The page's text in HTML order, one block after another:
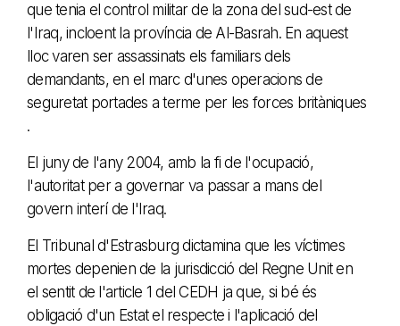
que tenia el control militar de la zona del sud-est de
l'Iraq, incloent la província de Al-Basrah. En aquest
lloc varen ser assassinats els familiars dels
demandants, en el marc d'unes operacions de
seguretat portades a terme per les forces britàniques
.
El juny de l'any 2004, amb la fi de l'ocupació,
l'autoritat per a governar va passar a mans del
govern interí de l'Iraq.
El Tribunal d'Estrasburg dictamina que les víctimes
mortes depenien de la jurisdicció del Regne Unit en
el sentit de l'article 1 del CEDH ja que, si bé és
obligació d'un Estat el respecte i l'aplicació del